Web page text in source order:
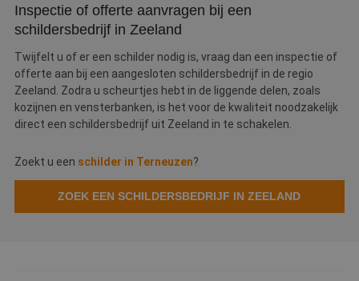
Inspectie of offerte aanvragen bij een
schildersbedrijf in Zeeland
Twijfelt u of er een schilder nodig is, vraag dan een inspectie of
offerte aan bij een aangesloten schildersbedrijf in de regio
Zeeland. Zodra u scheurtjes hebt in de liggende delen, zoals
kozijnen en vensterbanken, is het voor de kwaliteit noodzakelijk
direct een schildersbedrijf uit Zeeland in te schakelen.
Zoekt u een schilder in Terneuzen?
ZOEK EEN SCHILDERSBEDRIJF IN ZEELAND
__cf_bm
Cloudflare Inc.
.linkedin.com
www.betereschilder.nl